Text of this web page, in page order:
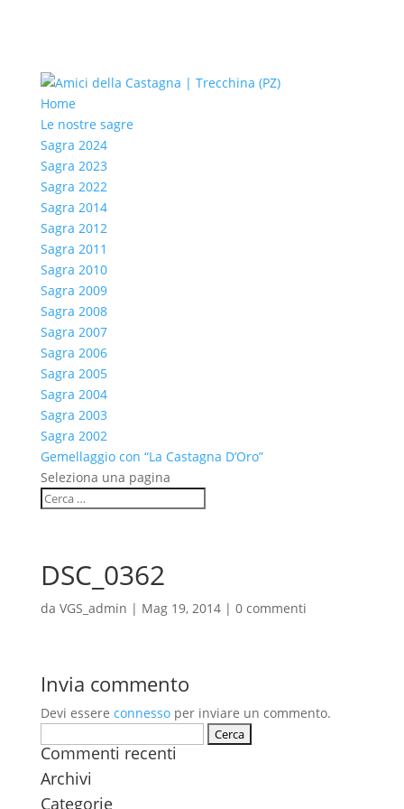
Home
Le nostre sagre
Sagra 2024
Sagra 2023
Sagra 2022
Sagra 2014
Sagra 2012
Sagra 2011
Sagra 2010
Sagra 2009
Sagra 2008
Sagra 2007
Sagra 2006
Sagra 2005
Sagra 2004
Sagra 2003
Sagra 2002
Gemellaggio con “La Castagna D’Oro”
Seleziona una pagina
DSC_0362
da VGS_admin | Mag 19, 2014| 0 commenti
Invia commento
Devi essere connessoper inviare un commento.
per:
Commenti recenti
Archivi
Categorie